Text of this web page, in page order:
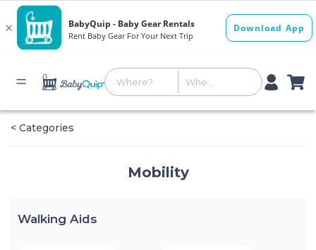
< Categories
Mobility
Walking Aids